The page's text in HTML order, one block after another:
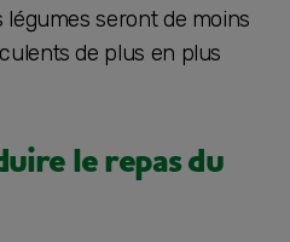
légumes seront de moins
de plus en plus
le repas du